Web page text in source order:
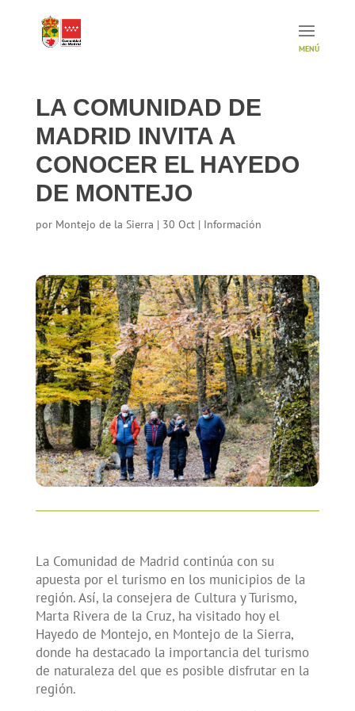
LA COMUNIDAD DE
MADRID INVITA A
CONOCER EL HAYEDO
DE MONTEJO
por Montejo de la Sierra | 30 Oct| Información
La Comunidad de Madrid continúa con su
apuesta por el turismo en los municipios de la
región. Así, la consejera de Cultura y Turismo,
Marta Rivera de la Cruz, ha visitado hoy el
Hayedo de Montejo, en Montejo de la Sierra,
donde ha destacado la importancia del turismo
de naturaleza del que es posible disfrutar en la
región.